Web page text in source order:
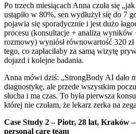
Po trzech miesiącach Anna czuła się
ustąpiło w 80%, sen wydłużył się do 7
pojawia się sporadycznie i jest dużo
procesu (konsultacje + analiza
rozmowy) wyniósł równowartość 320
tego, co zapłaciłaby za samą wizytę
dojazd i kolejne badania.
Anna mówi dziś: „StrongBody AI dało
diagnostykę, ale przede wszystkim
słucha i ma czas. To była pierwsza
której nie czułam, że lekarz zerka na
Case Study 2 – Piotr, 28 lat, Kraków
personal care team